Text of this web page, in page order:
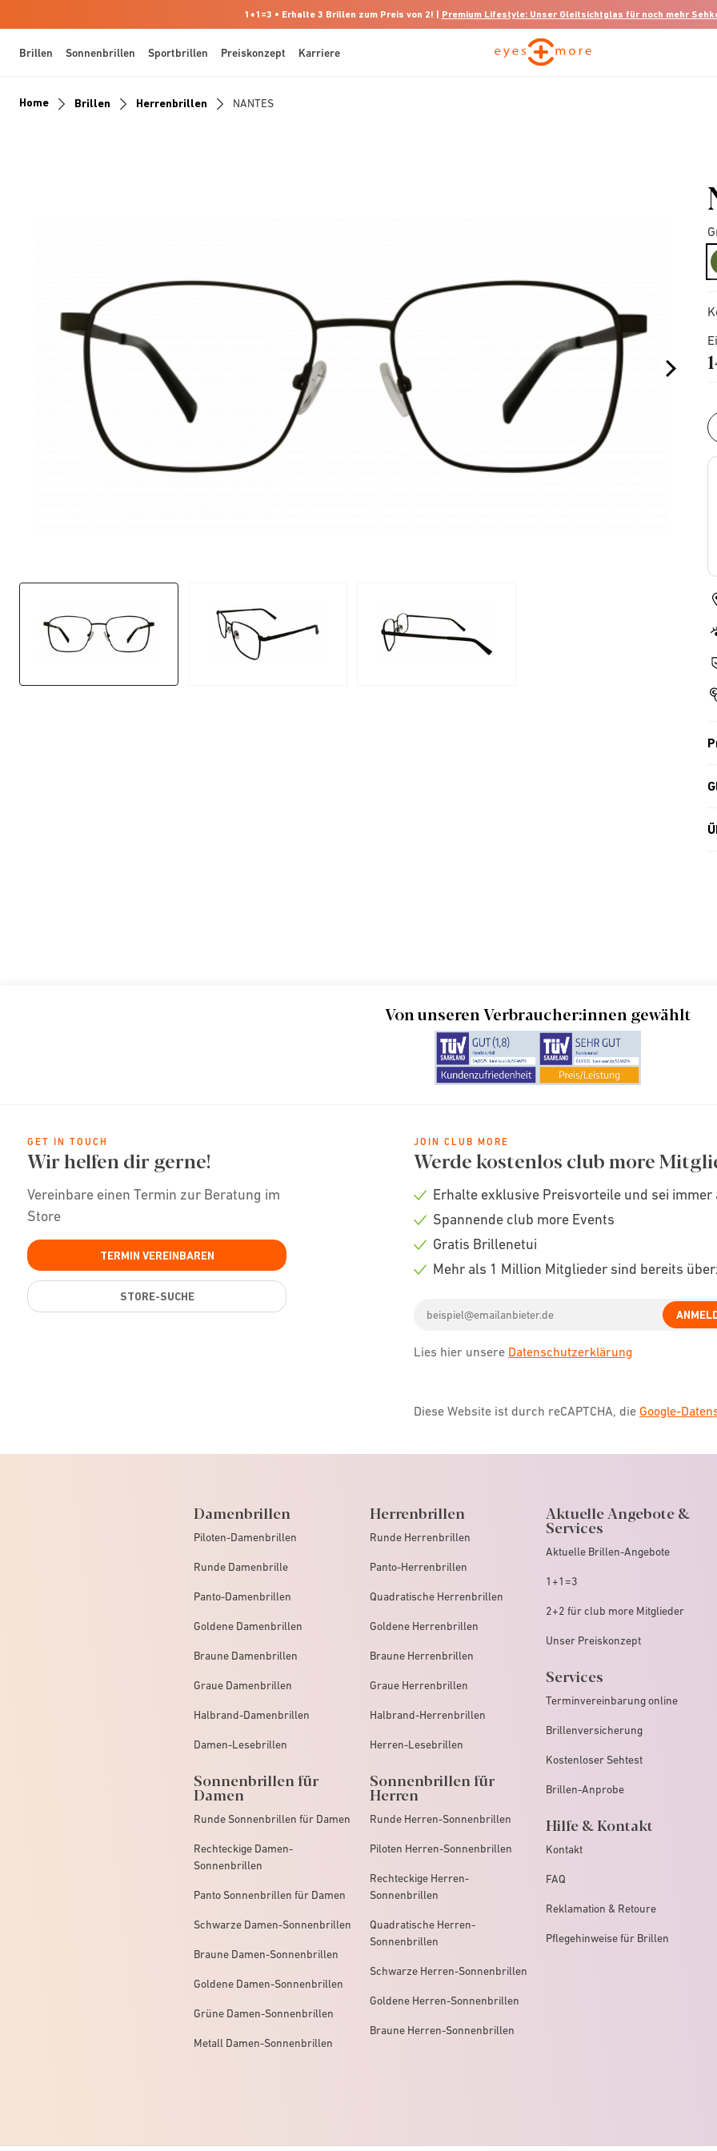
1+1=3 • Erhalte 3 Brillen zum Preis von 2! | Premium Lifestyle: Unser Gleitsichtglas für noch mehr
Brillen Sonnenbrillen Sportbrillen Preiskonzept Karriere
Home Brillen Herrenbrillen NANTES
Von unseren Verbraucher:innen gewählt
GET IN TOUCH
Wir helfen dir gerne!
Vereinbare einen Termin zur Beratung im
Store
TERMIN VEREINBAREN
STORE-SUCHE
JOIN CLUB MORE
Werde kostenlos club more
Check
Erhalte exklusive Preisvorteile und sei
Check
Spannende club more Events
Check
Gratis Brillenetui
Mehr als 1 Million Mitglieder sind bereits
address
Lies hier unsere Datenschutzerklärung
Diese Website ist durch reCAPTCHA, die Google-
Damenbrillen
Piloten-Damenbrillen
Runde Damenbrille
Panto-Damenbrillen
Goldene Damenbrillen
Braune Damenbrillen
Graue Damenbrillen
Halbrand-Damenbrillen
Damen-Lesebrillen
Sonnenbrillen für
Damen
Runde Sonnenbrillen für Damen
Rechteckige Damen-
Sonnenbrillen
Panto Sonnenbrillen für Damen
Schwarze Damen-Sonnenbrillen
Braune Damen-Sonnenbrillen
Goldene Damen-Sonnenbrillen
Grüne Damen-Sonnenbrillen
Metall Damen-Sonnenbrillen
Herrenbrillen
Runde Herrenbrillen
Panto-Herrenbrillen
Quadratische Herrenbrillen
Goldene Herrenbrillen
Braune Herrenbrillen
Graue Herrenbrillen
Halbrand-Herrenbrillen
Herren-Lesebrillen
Sonnenbrillen für
Herren
Runde Herren-Sonnenbrillen
Piloten Herren-Sonnenbrillen
Rechteckige Herren-
Sonnenbrillen
Quadratische Herren-
Sonnenbrillen
Schwarze Herren-Sonnenbrillen
Goldene Herren-Sonnenbrillen
Braune Herren-Sonnenbrillen
Aktuelle Angebote &
Services
Aktuelle Brillen-Angebote
1+1=3
2+2 für club more Mitglieder
Unser Preiskonzept
Services
Terminvereinbarung online
Brillenversicherung
Kostenloser Sehtest
Brillen-Anprobe
Hilfe & Kontakt
Kontakt
FAQ
Reklamation & Retoure
Pflegehinweise für Brillen